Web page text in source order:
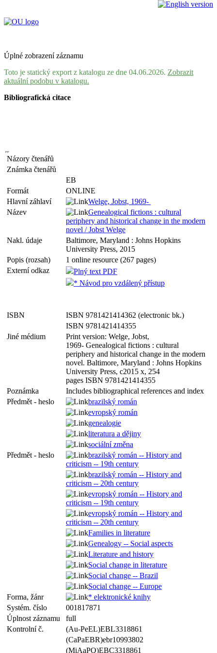
Úplné zobrazení záznamu
Toto je statický export z katalogu ze dne 04.06.2026. Zobrazit
aktuální podobu v katalogu.
Bibliografická citace
Názory čtenářů
Známka čtenářů
EB
Formát
ONLINE
Hlavní záhlaví
Welge, Jobst, 1969-
Název
Genealogical fictions : cultural
periphery and historical change in the modern
novel / Jobst Welge
Nakl. údaje
Baltimore, Maryland : Johns Hopkins
University Press, 2015
Popis (rozsah)
1 online resource (267 pages)
Externí odkaz
Plný text PDF
* Návod pro vzdálený přístup
ISBN
ISBN 9781421414362 (electronic bk.)
ISBN 9781421414355
Jiné médium
Print version: Welge, Jobst,
1969- Genealogical fictions : cultural
periphery and historical change in the modern
novel. Baltimore, Maryland : Johns Hopkins
University Press, c2015 x, 254
pages ISBN 9781421414355
Poznámka
Includes bibliographical references and index
Předmět - heslo
brazilský román
evropský román
genealogie
literatura a dějiny
sociální změna
Předmět - heslo
brazilský román -- History and
criticism -- 19th century
brazilský román -- History and
criticism -- 20th century
evropský román -- History and
criticism -- 19th century
evropský román -- History and
criticism -- 20th century
Families in literature
Genealogy -- Social aspects
Literature and history
Social change in literature
Social change -- Brazil
Social change -- Europe
Forma, žánr
* elektronické knihy
Systém. číslo
001817871
Úplnost záznamu
full
Kontrolní č.
(Au-PeEL)EBL3318861
(CaPaEBR)ebr10993802
(MiAaPQ)EBC3318861